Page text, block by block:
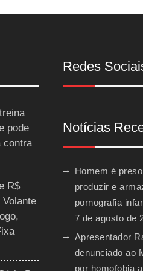
pode
contra
R$
Redes
Notícias
Homem é
produzir e
pornografia
7 de agosto de
Apresentador
denunciado ao
por homofobia